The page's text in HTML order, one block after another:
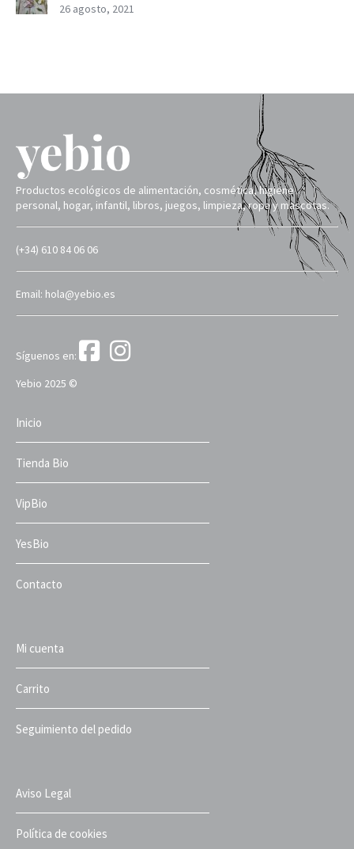
26 agosto, 2021
Productos ecológicos de alimentación, cosmética, higiene
personal, hogar, infantil, libros, juegos, limpieza, ropa y mascotas.
(+34) 610 84 06 06
Email: hola@yebio.es
Síguenos en:
Yebio 2025 ©
Inicio
Tienda Bio
VipBio
YesBio
Contacto
Mi cuenta
Carrito
Seguimiento del pedido
Aviso Legal
Política de cookies